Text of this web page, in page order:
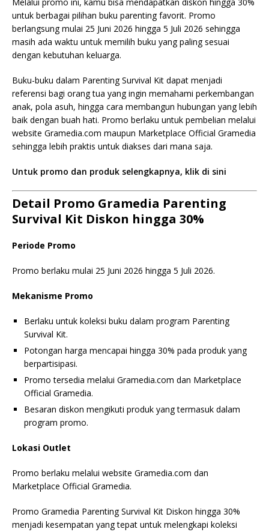
untuk berbagai pilihan buku parenting favorit. Promo
berlangsung mulai 25 Juni 2026 hingga 5 Juli 2026 sehingga
masih ada waktu untuk memilih buku yang paling sesuai
dengan kebutuhan keluarga.
Buku-buku dalam Parenting Survival Kit dapat menjadi
referensi bagi orang tua yang ingin memahami perkembangan
anak, pola asuh, hingga cara membangun hubungan yang lebih
baik dengan buah hati. Promo berlaku untuk pembelian melalui
website Gramedia.com maupun Marketplace Official Gramedia
sehingga lebih praktis untuk diakses dari mana saja.
Untuk promo dan produk selengkapnya, klik di sini
Detail Promo Gramedia Parenting
Survival Kit Diskon hingga 30%
Periode Promo
Promo berlaku mulai 25 Juni 2026 hingga 5 Juli 2026.
Mekanisme Promo
Berlaku untuk koleksi buku dalam program Parenting
Survival Kit.
Potongan harga mencapai hingga 30% pada produk yang
berpartisipasi.
Promo tersedia melalui Gramedia.com dan Marketplace
Official Gramedia.
Besaran diskon mengikuti produk yang termasuk dalam
program promo.
Lokasi Outlet
Promo berlaku melalui website Gramedia.com dan
Marketplace Official Gramedia.
Promo Gramedia Parenting Survival Kit Diskon hingga 30%
menjadi kesempatan yang tepat untuk melengkapi koleksi